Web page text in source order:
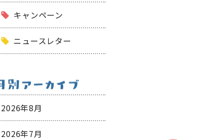
キャンペーン
ニュースレター
2026年8月
2026年7月